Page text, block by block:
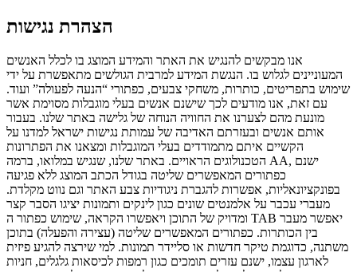
הצהרת נגישות
אנו מבקשים להנגיש את האתר והמידע המוצג בו לכלל האנשים
המעוניינים לגלוש בו. הנגשת המידע למרבית הגולשים מתאפשרת על ידי
שימוש בתפריטים, כותרות, משחקי צבעים, כפתורי “הנעה לפעולה” ועוד.
עם זאת, אנו מודעים לכך שישנם אנשים בעלי מוגבלות מסוימת אשר
מונעת מהם לצערנו את החוויה הנוחה של גלישה באתר שלנו. בעבור
אותם אנשים ובעזרתם האדיבה של עמותת נגישות ישראל למדנו על
הקשיים איתם מתמודדים בעלי המוגבלות ומצאנו את הפתרונות
הטכנולוגים הראויים. באתר שלנו, שנגיש במלואו, ברמה AA, ישנם
כפתורים המאפשרים שליטה בגודל הכתב המוצג ללא פגיעה
בפונקציונאליות, אפשרות להגברת ניגודיות צבע האתר וגם נווט מקלדת.
מעברי עכבר על אלמנטים שונים כגון לינקים ותמונות יציגו הסבר קצר
ומדויק של התוכן ויאפשרו הקראה, שימוש כפתור ה TAB יאפשר מעבר
בין הכותרות. כפתורים המאפשרים שליטה (עצירה והפעלה) בתוכן
משתנה, כדוגמת טיקר חדשות או סליידר תמונות. למי שירצה להגיע פיזית
לארגון עצמו, ישנם עזרים תומכים כגון רמפות לכיסאות גלגלים, חניות